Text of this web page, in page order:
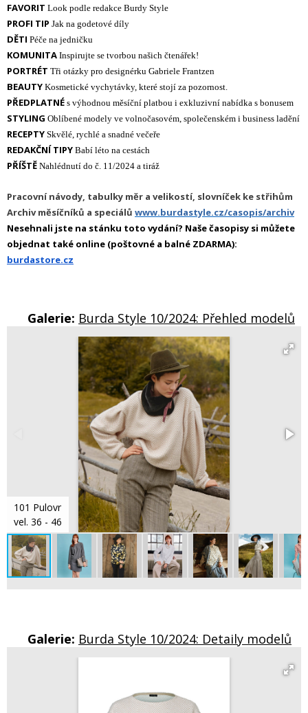
FAVORIT Look podle redakce Burdy Style
PROFI TIP Jak na godetové díly
DĚTI Péče na jedničku
KOMUNITA Inspirujte se tvorbou našich čtenářek!
PORTRÉT Tři otázky pro designérku Gabriele Frantzen
BEAUTY Kosmetické vychytávky, které stojí za pozornost.
PŘEDPLATNÉ s výhodnou měsíční platbou i exkluzivní nabídka s bonusem
STYLING Oblíbené modely ve volnočasovém, společenském i business ladění
RECEPTY Skvělé, rychlé a snadné večeře
REDAKČNÍ TIPY Babí léto na cestách
PŘÍŠTĚ Nahlédnutí do č. 11/2024 a tiráž
Pracovní návody, tabulky měr a velikostí, slovníček ke střihům
Archiv měsíčníků a speciálů www.burdastyle.cz/casopis/archiv
Nesehnali jste na stánku toto vydání? Naše časopisy si můžete
objednat také online (poštovné a balné ZDARMA):
burdastore.cz
Galerie: Burda Style 10/2024: Přehled modelů
101 Pulovr
vel. 36 - 46
Galerie: Burda Style 10/2024: Detaily modelů